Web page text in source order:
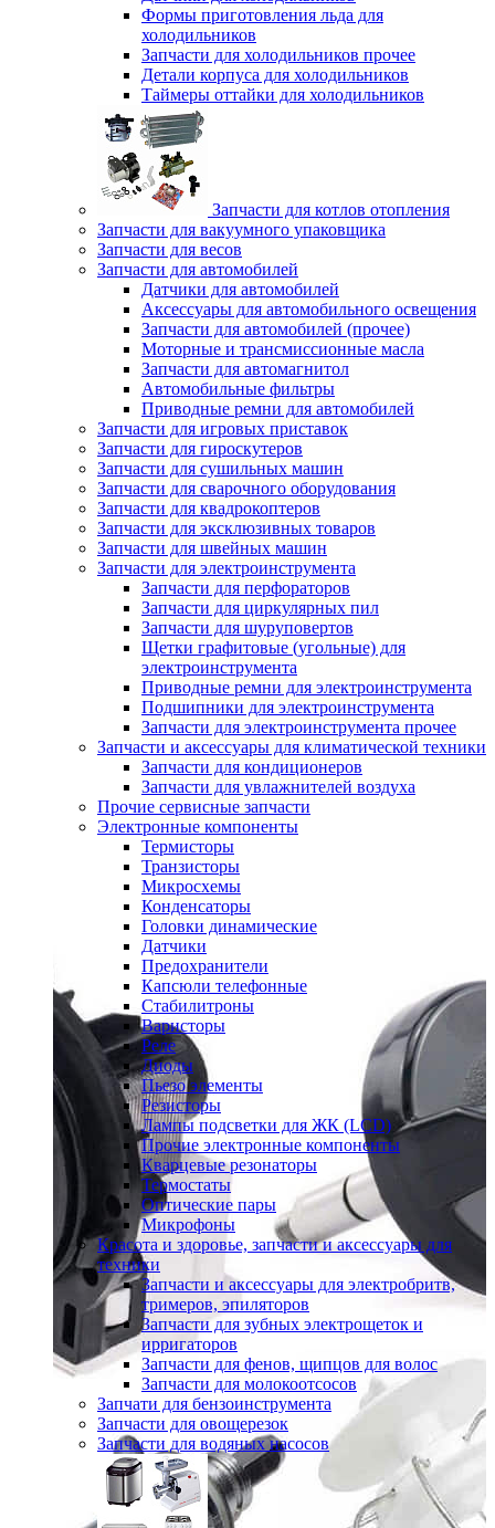
Формы приготовления льда для
холодильников
Запчасти для холодильников прочее
Детали корпуса для холодильников
Таймеры оттайки для холодильников
Запчасти для котлов отопления
Запчасти для вакуумного упаковщика
Запчасти для весов
Запчасти для автомобилей
Датчики для автомобилей
Аксессуары для автомобильного освещения
Запчасти для автомобилей (прочее)
Моторные и трансмиссионные масла
Запчасти для автомагнитол
Автомобильные фильтры
Приводные ремни для автомобилей
Запчасти для игровых приставок
Запчасти для гироскутеров
Запчасти для сушильных машин
Запчасти для сварочного оборудования
Запчасти для квадрокоптеров
Запчасти для эксклюзивных товаров
Запчасти для швейных машин
Запчасти для электроинструмента
Запчасти для перфораторов
Запчасти для циркулярных пил
Запчасти для шуруповертов
Щетки графитовые (угольные) для
электроинструмента
Приводные ремни для электроинструмента
Подшипники для электроинструмента
Запчасти для электроинструмента прочее
Запчасти и аксессуары для климатической техники
Запчасти для кондиционеров
Запчасти для увлажнителей воздуха
Прочие сервисные запчасти
Электронные компоненты
Термисторы
Транзисторы
Микросхемы
Конденсаторы
Головки динамические
Датчики
Предохранители
Капсюли телефонные
Стабилитроны
Варисторы
Реле
Диоды
Пьезо элементы
Резисторы
Лампы подсветки для ЖК (LCD)
Прочие электронные компоненты
Кварцевые резонаторы
Термостаты
Оптические пары
Микрофоны
Красота и здоровье, запчасти и аксессуары для
техники
Запчасти и аксессуары для электробритв,
тримеров, эпиляторов
Запчасти для зубных электрощеток и
ирригаторов
Запчасти для фенов, щипцов для волос
Запчасти для молокоотсосов
Запчати для бензоинструмента
Запчасти для овощерезок
Запчасти для водяных насосов